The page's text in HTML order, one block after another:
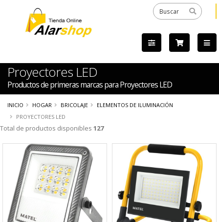
Proyectores LED
Productos de primeras marcas para Proyectores LED
INICIO HOGAR BRICOLAJE
ELEMENTOS DE ILUMINACIÓN
PROYECTORES LED
Total de productos disponibles 127